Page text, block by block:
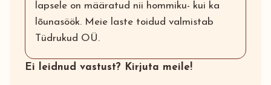
lapsele on määratud nii hommiku- kui ka
lõunasöök. Meie laste toidud valmistab
Tüdrukud OÜ.
Ei leidnud vastust? Kirjuta meile!